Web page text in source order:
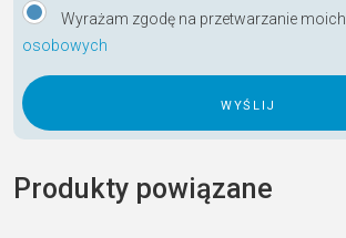
Wyrażam zgodę na przetwarzanie moich
osobowych
A
t
Produkty powiązane